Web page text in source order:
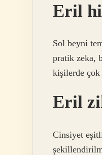
Eril
Sol beyni
pratik zeka,
kişilerde çok
Eril
Cinsiyet